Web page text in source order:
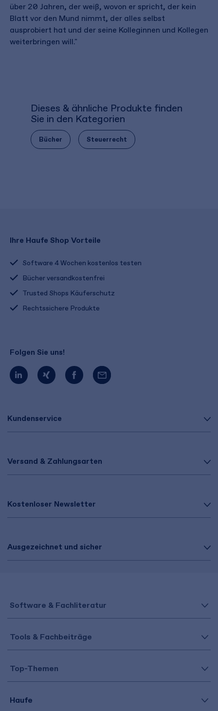
über 20 Jahren, der weiß, wovon er spricht, der kein
Blatt vor den Mund nimmt, der alles selbst
ausprobiert hat und der seine Kolleginnen und Kollegen
weiterbringen will."
Dieses & ähnliche Produkte finden
Sie in den Kategorien
Bücher Steuerrecht
Kundenservice
Versand & Zahlungsarten
Kostenloser Newsletter
Ausgezeichnet und sicher
Ihre Haufe Shop Vorteile
Software 4 Wochen kostenlos testen
Bücher versandkostenfrei
Trusted Shops Käuferschutz
Rechtssichere Produkte
Folgen Sie uns!
Software & Fachliteratur
Tools & Fachbeiträge
Top-Themen
Haufe